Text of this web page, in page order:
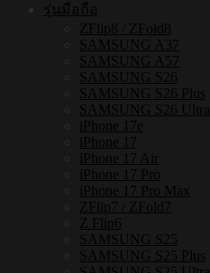
Ultra]รุ่นมือถือ
ZFlip8 / ZFold8
SAMSUNG A37
SAMSUNG A57
SAMSUNG S26
SAMSUNG S26 Plus
SAMSUNG S26 Ultra
iPhone 17e
iPhone 17
iPhone 17 Air
iPhone 17 Pro
iPhone 17 Pro Max
ZFlip7 / ZFold7
Z Flip6
SAMSUNG S25
SAMSUNG S25 Plus